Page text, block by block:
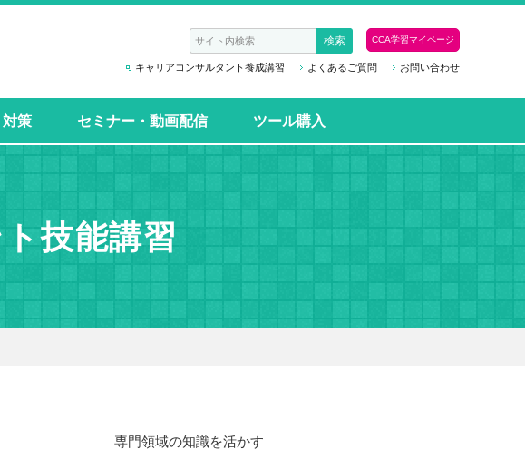
CCA学習マイページ
キャリアコンサルタント養成講習 よくあるご質問 お問い合わせ
策 セミナー・動画配信 ツール購入
技能講習
専門領域の知識を活かす